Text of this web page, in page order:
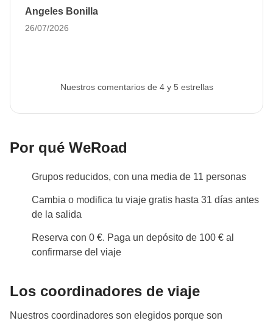
Angeles Bonilla
26/07/2026
Nuestros comentarios de 4 y 5 estrellas
Por qué WeRoad
Grupos reducidos, con una media de 11 personas
Cambia o modifica tu viaje gratis hasta 31 días antes
de la salida
Reserva con 0 €. Paga un depósito de 100 € al
confirmarse del viaje
Los coordinadores de viaje
Nuestros coordinadores son elegidos porque son